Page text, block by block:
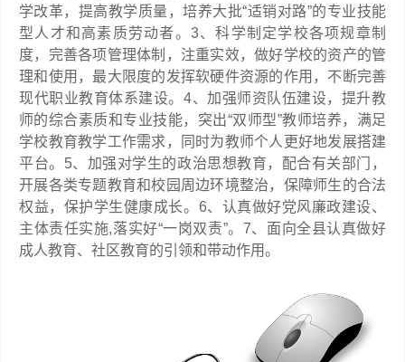
学改革，提高教学质量，培养大批“适销对路”的专业技能
型人才和高素质劳动者。3、科学制定学校各项规章制
度，完善各项管理体制，注重实效，做好学校的资产的管
理和使用，最大限度的发挥软硬件资源的作用，不断完善
现代职业教育体系建设。4、加强师资队伍建设，提升教
师的综合素质和专业技能，突出“双师型”教师培养，满足
学校教育教学工作需求，同时为教师个人更好地发展搭建
平台。5、加强对学生的政治思想教育，配合有关部门，
开展各类专题教育和校园周边环境整治，保障师生的合法
权益，保护学生健康成长。6、认真做好党风廉政建设、
主体责任实施,落实好“一岗双责”。7、面向全县认真做好
成人教育、社区教育的引领和带动作用。